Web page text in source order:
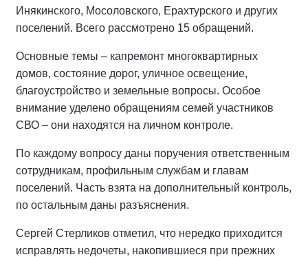
Инякинского, Мосоловского, Ерахтурского и других
поселений. Всего рассмотрено 15 обращений.
Основные темы – капремонт многоквартирных
домов, состояние дорог, уличное освещение,
благоустройство и земельные вопросы. Особое
внимание уделено обращениям семей участников
СВО – они находятся на личном контроле.
По каждому вопросу даны поручения ответственным
сотрудникам, профильным службам и главам
поселений. Часть взята на дополнительный контроль,
по остальным даны разъяснения.
Сергей Стерликов отметил, что нередко приходится
исправлять недочеты, накопившиеся при прежних